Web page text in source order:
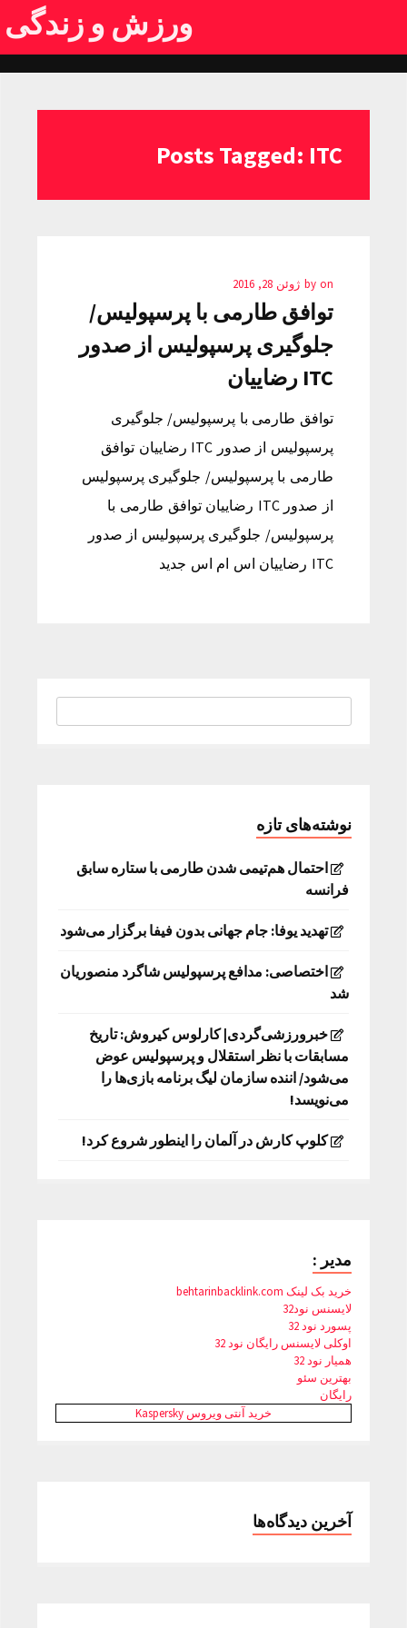
ورزش و زندگی
Posts Tagged: ITC
by on ژوئن 28, 2016
توافق طارمی با پرسپولیس/
جلوگیری پرسپولیس از صدور
ITC رضاییان
توافق طارمی با پرسپولیس/ جلوگیری
پرسپولیس از صدور ITC رضاییان توافق
طارمی با پرسپولیس/ جلوگیری پرسپولیس
از صدور ITC رضاییان توافق طارمی با
پرسپولیس/ جلوگیری پرسپولیس از صدور
ITC رضاییان اس ام اس جدید
نوشته‌های تازه
احتمال هم‌تیمی شدن طارمی با ستاره سابق
فرانسه
تهدید یوفا: جام جهانی بدون فیفا برگزار می‌شود
اختصاصی: مدافع پرسپولیس شاگرد منصوریان
شد
خبرورزشی‌گردی| کارلوس کیروش: تاریخ
مسابقات با نظر استقلال و پرسپولیس عوض
می‌شود/ اننده سازمان لیگ برنامه بازی‌ها را
می‌نویسد!
کلوپ کارش در آلمان را اینطور شروع کرد!
مدیر :
خرید بک لینک behtarinbacklink.com
لایسنس نود32
پسورد نود 32
اوکلی لایسنس رایگان نود 32
همیار نود 32
بهترین سئو
رایگان
خرید آنتی ویروس Kaspersky
آخرین دیدگاه‌ها